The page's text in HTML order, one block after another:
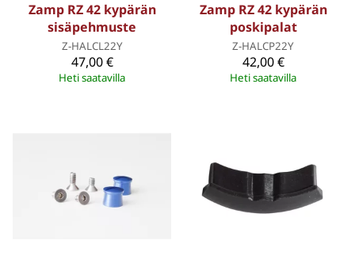
Zamp RZ 42 kypärän
sisäpehmuste
Z-HALCL22Y
47,00 €
Heti saatavilla
Zamp RZ 42 kypärän
poskipalat
Z-HALCP22Y
42,00 €
Heti saatavilla